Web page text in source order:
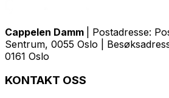
Cappelen Damm
| Postadresse:
Sentrum, 0055 Oslo |
0161 Oslo
KONTAKT OSS